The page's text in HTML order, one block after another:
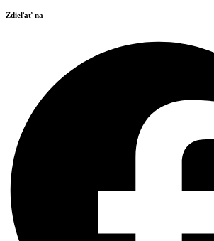
Zdieľať na